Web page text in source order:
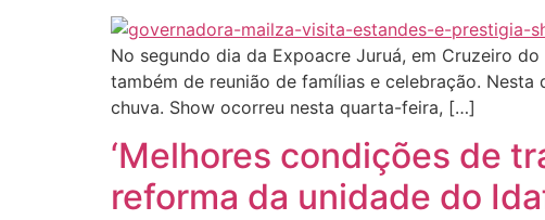
No segundo dia da Expoacre Juruá, em Cruzeiro
também de reunião de famílias e celebração.
chuva. Show ocorreu nesta quarta-feira, […]
‘Melhores condições de
reforma da unidade do